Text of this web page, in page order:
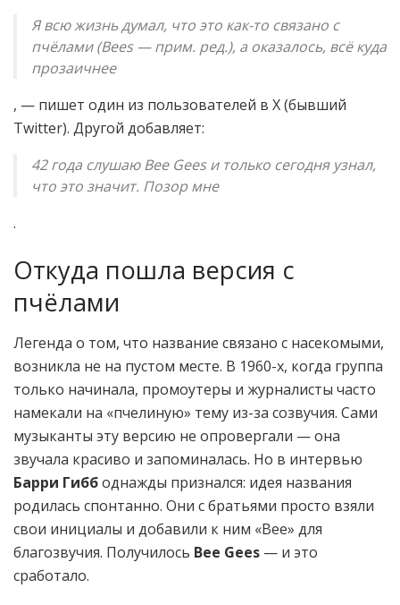
Я всю жизнь думал, что это как-то связано с
пчёлами (Bees — прим. ред.), а оказалось, всё куда
прозаичнее
, — пишет один из пользователей в X (бывший
Twitter). Другой добавляет:
42 года слушаю Bee Gees и только сегодня узнал,
что это значит. Позор мне
.
Откуда пошла версия с
пчёлами
Легенда о том, что название связано с насекомыми,
возникла не на пустом месте. В 1960-х, когда группа
только начинала, промоутеры и журналисты часто
намекали на «пчелиную» тему из-за созвучия. Сами
музыканты эту версию не опровергали — она
звучала красиво и запоминалась. Но в интервью
Барри Гиббоднажды признался: идея названия
родилась спонтанно. Они с братьями просто взяли
свои инициалы и добавили к ним «Bee» для
благозвучия. Получилось Bee Gees — и это
сработало.